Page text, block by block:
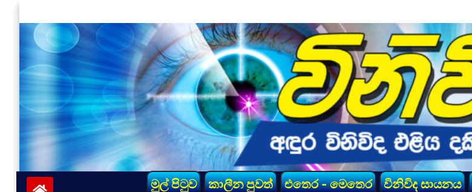
to
content
vinivida.lk
මුල් පිටුව කාලීන පුවත් එතෙර - මෙතෙර විනිවිද සායනය